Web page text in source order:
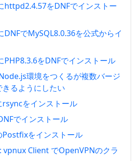
httpd2.4.57をDNFでインストー
でMySQL8.0.36を公式からイ
をDNFでインストール
環境をつくるが複数バージ
きるようにしたい
rsyncをインストール
でインストール
Postfixをインストール
Client でOpenVPNのクラ